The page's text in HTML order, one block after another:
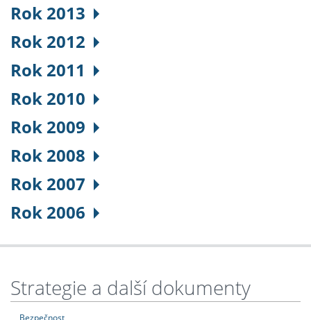
Rok 2013
Rok 2012
Rok 2011
Rok 2010
Rok 2009
Rok 2008
Rok 2007
Rok 2006
Strategie a další dokumenty
Bezpečnost